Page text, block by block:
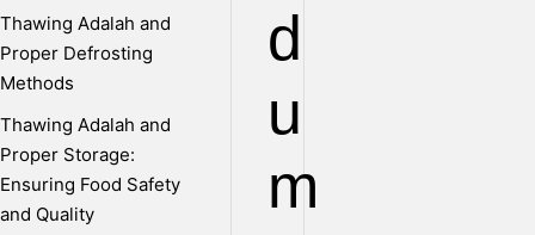
d
u
m
Thawing Adalah and
Proper Defrosting
Methods
Thawing Adalah and
Proper Storage:
Ensuring Food Safety
and Quality